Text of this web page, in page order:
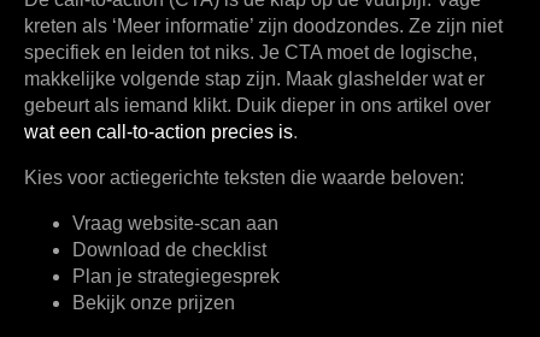
kreten als ‘Meer informatie’ zijn doodzondes. Ze zijn niet
specifiek en leiden tot niks. Je CTA moet de logische,
makkelijke volgende stap zijn. Maak glashelder wat er
gebeurt als iemand klikt. Duik dieper in ons artikel over
wat een call-to-action precies is.
Kies voor actiegerichte teksten die waarde beloven:
Vraag website-scan aan
Download de checklist
Plan je strategiegesprek
Bekijk onze prijzen